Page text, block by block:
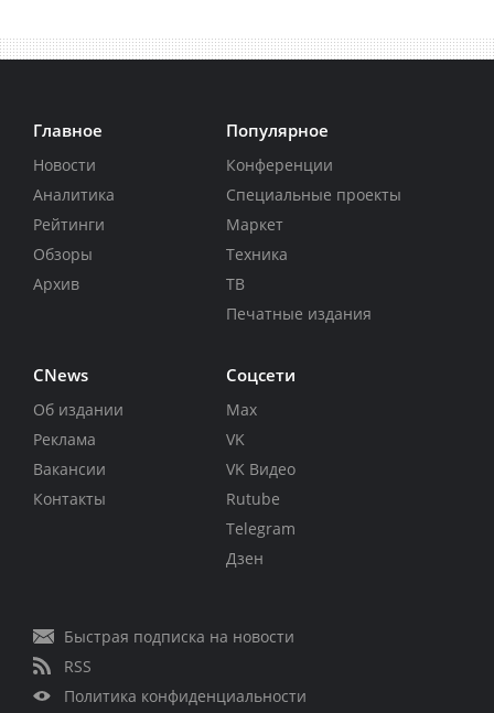
Главное
Новости
Аналитика
Рейтинги
Обзоры
Архив
Популярное
Конференции
Специальные проекты
Маркет
Техника
ТВ
Печатные издания
CNews
Об издании
Реклама
Вакансии
Контакты
Соцсети
Max
VK
VK Видео
Rutube
Telegram
Дзен
Быстрая подписка на новости
RSS
Политика конфиденциальности